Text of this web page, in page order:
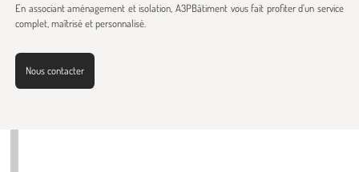
En associant aménagement et isolation, A3PBâtiment vous fait profiter d’un service
complet, maîtrisé et personnalisé.
Nous contacter